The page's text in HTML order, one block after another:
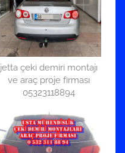
jetta çeki demiri montajı
ve araç proje firması
05323118894